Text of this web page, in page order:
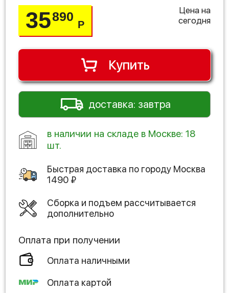
35890
Р
Цена на
сегодня
Купить
доставка: завтра
в наличии на складе в Москве: 18
шт.
Быстрая доставка по городу Москва
1490 ₽
Сборка и подъем рассчитывается
дополнительно
Оплата при получении
Оплата наличными
Оплата картой